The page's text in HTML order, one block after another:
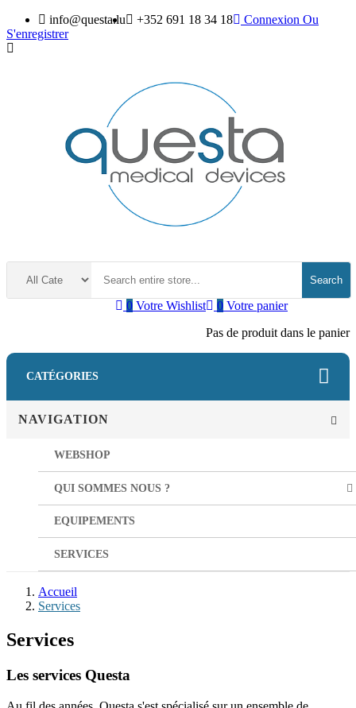
info@questa.lu +352 691 18 34 18 Connexion Ou
S'enregistrer
Search
0 Votre panier
Pas de produit dans le panier
0 Votre Wishlist
CATÉGORIES
NAVIGATION
WEBSHOP
QUI SOMMES NOUS ?
EQUIPEMENTS
SERVICES
Accueil
Services
Services
Les services Questa